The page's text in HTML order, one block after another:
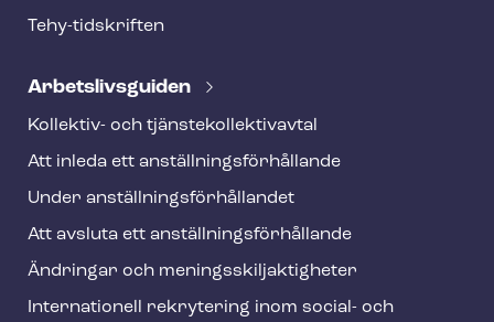
Tehy-​tidskriften
Ar­bets­livs­gui­den
Kollektiv- och tjäns­te­kol­lek­tivav­tal
Att inleda ett an­ställ­nings­för­hål­lan­de
Under an­ställ­nings­för­hål­lan­det
Att avsluta ett an­ställ­nings­för­hål­lan­de
Ändringar och me­nings­skilj­ak­tig­he­ter
Internationell rekrytering inom social- och